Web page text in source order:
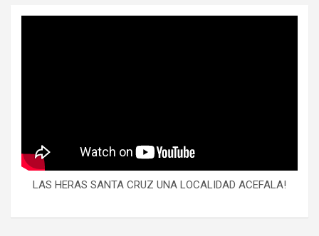
LAS HERAS SANTA CRUZ UNA LOCALIDAD ACEFALA!